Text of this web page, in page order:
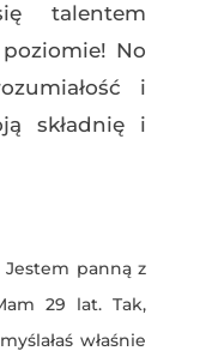
talentem
No
i
składnię i
Jestem panną z
29 lat. Tak,
właśnie